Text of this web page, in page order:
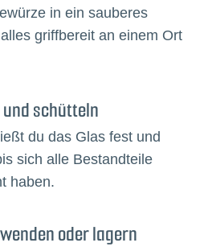
in ein sauberes
griffbereit an einem Ort
schütteln
du das Glas fest und
sich alle Bestandteile
haben.
oder lagern